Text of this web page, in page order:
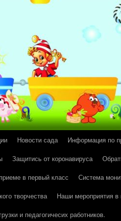
Новости сада Информация по
Защитись от коронавируса
в первый класс
Система
творчества
Наши мероприятия в
и педагогичесих работников.